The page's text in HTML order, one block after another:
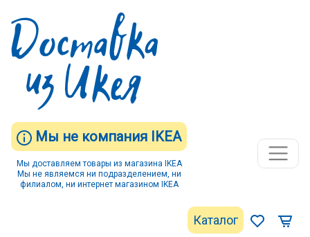
Мы не компания IKEA
Мы доставляем товары из магазина IKEA
Мы не являемся ни подразделением, ни
филиалом, ни интернет магазином IKEA
Каталог